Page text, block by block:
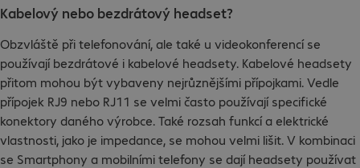
Kabelový nebo bezdrátový headset?
Obzvláště při telefonování, ale také u videokonferencí se
používají bezdrátové i kabelové headsety. Kabelové headsety
přitom mohou být vybaveny nejrůznějšími přípojkami. Vedle
přípojek RJ9 nebo RJ11 se velmi často používají specifické
konektory daného výrobce. Také rozsah funkcí a elektrické
vlastnosti, jako je impedance, se mohou velmi lišit. V kombinaci
se Smartphony a mobilními telefony se dají headsety používat